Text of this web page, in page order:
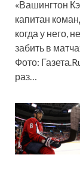
«Вашингтон
капитан
когда у него,
забить в
Фото:
раз…